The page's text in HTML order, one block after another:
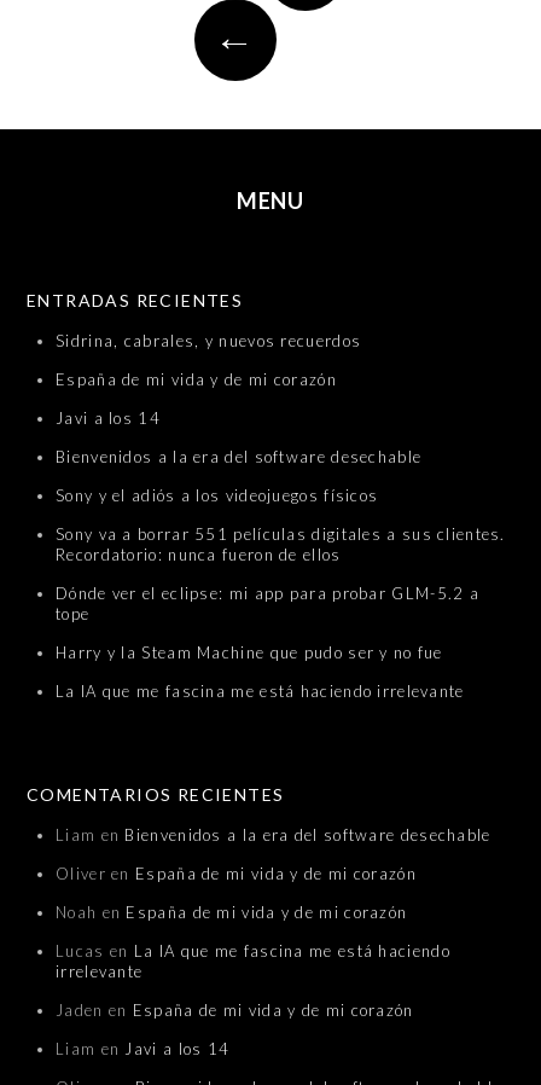
←
MENU
ENTRADAS RECIENTES
Sidrina, cabrales, y nuevos recuerdos
España de mi vida y de mi corazón
Javi a los 14
Bienvenidos a la era del software desechable
Sony y el adiós a los videojuegos físicos
Sony va a borrar 551 películas digitales a sus clientes.
Recordatorio: nunca fueron de ellos
Dónde ver el eclipse: mi app para probar GLM-5.2 a
tope
Harry y la Steam Machine que pudo ser y no fue
La IA que me fascina me está haciendo irrelevante
COMENTARIOS RECIENTES
Liam en Bienvenidos a la era del software desechable
Oliver en España de mi vida y de mi corazón
Noah en España de mi vida y de mi corazón
Lucas en La IA que me fascina me está haciendo
irrelevante
Jaden en España de mi vida y de mi corazón
Liam en Javi a los 14